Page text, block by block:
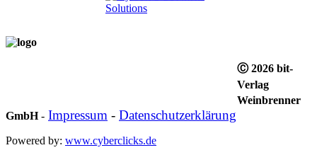
Ⓒ 2026 bit-
Verlag
Weinbrenner
GmbH- Impressum - Datenschutzerklärung
Powered by: www.cyberclicks.de